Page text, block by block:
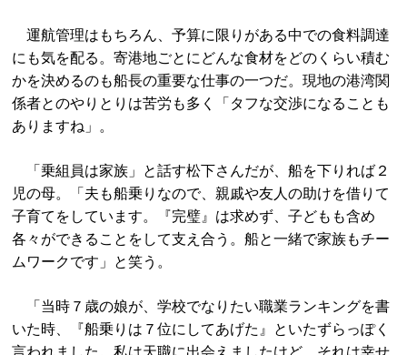
運航管理はもちろん、予算に限りがある中での食料調達
にも気を配る。寄港地ごとにどんな食材をどのくらい積む
かを決めるのも船長の重要な仕事の一つだ。現地の港湾関
係者とのやりとりは苦労も多く「タフな交渉になることも
ありますね」。
「乗組員は家族」と話す松下さんだが、船を下りれば２
児の母。「夫も船乗りなので、親戚や友人の助けを借りて
子育てをしています。『完璧』は求めず、子どもも含め
各々ができることをして支え合う。船と一緒で家族もチー
ムワークです」と笑う。
「当時７歳の娘が、学校でなりたい職業ランキングを書
いた時、『船乗りは７位にしてあげた』といたずらっぽく
言われました。私は天職に出会えましたけど、それは幸せ